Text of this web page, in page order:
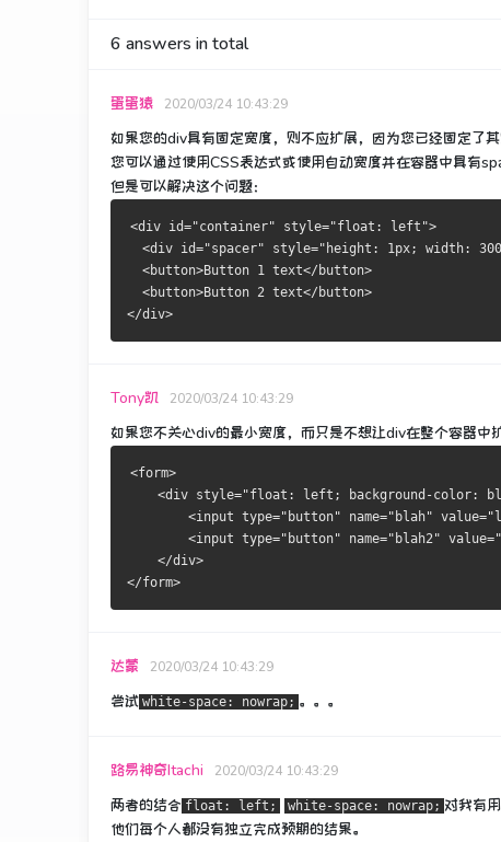
6 answers in total
蛋蛋猿 2020/03/24 10:43:29
如果您的div具有固定宽度，则不应扩展，因为您已经固定了其
您可以通过使用CSS表达式或使用自动宽度并在容器中具有
但是可以解决这个问题：
<div id="container" style="float: left">
<div id="spacer" style="height: 1px; width:
  <button>Button 1 text</button>
  <button>Button 2 text</button>
</div>
Tony凯 2020/03/24 10:43:29
如果您不关心div的最小宽度，而只是不想让div在整个容器
<form>
<div style="float: left; background-color:
<input type="button" name="blah"
<input type="button" name="blah2"
    </div>
</form>
达蒙 2020/03/24 10:43:29
尝试 white-space: nowrap; 。 。 。
路易神奇Itachi 2020/03/24 10:43:29
两者的结合 float: left; white-space: nowrap; 对我有用
他们每个人都没有独立完成预期的结果。